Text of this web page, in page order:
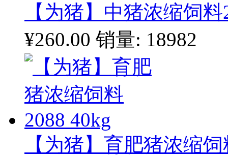
【为猪】中猪浓缩饲
¥260.00 销量: 18982
【为猪】育肥猪浓缩